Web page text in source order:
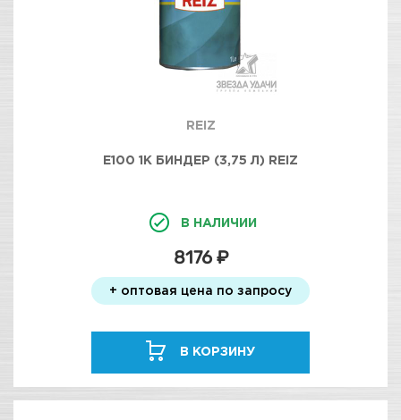
REIZ
E100 1K БИНДЕР (3,75 Л) REIZ
В НАЛИЧИИ
8176 ₽
+ оптовая цена по запросу
В КОРЗИНУ